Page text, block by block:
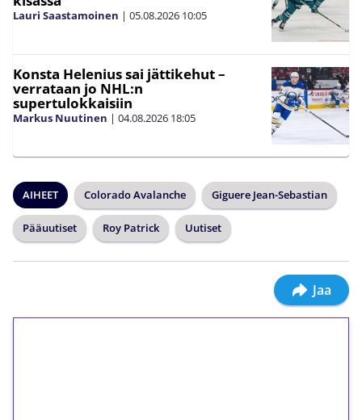
Lauri Saastamoinen | 05.08.2026 10:05
Konsta Helenius sai jättikehut –
verrataan jo NHL:n
supertulokkaisiin
Markus Nuutinen | 04.08.2026 18:05
AIHEET Colorado Avalanche Giguere Jean-Sebastian
Pääuutiset Roy Patrick Uutiset
Jaa